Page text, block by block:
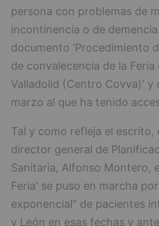
persona con problemas de
incontinencia o de
documento 'Procedimiento
de convalecencia de la Feria
Valladolid (Centro Covva)' y
marzo al que ha tenido
Tal y como refleja el escrito,
director general de
Sanitaria, Alfonso Montero,
Feria' se puso en marcha
exponencial" de pacientes
y León en esas fechas y